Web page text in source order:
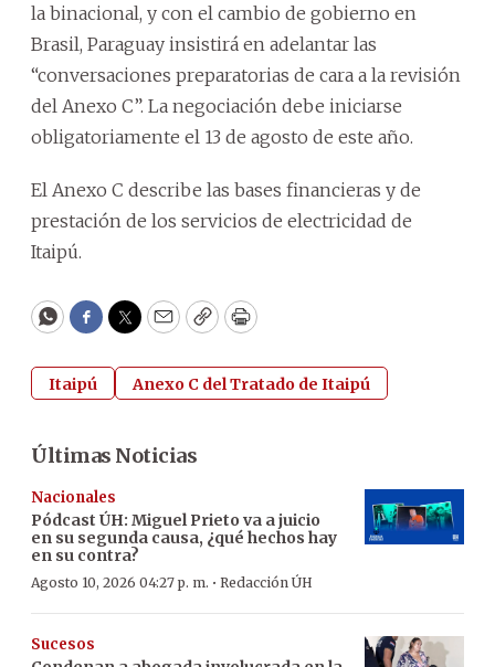
la binacional, y con el cambio de gobierno en
Brasil, Paraguay insistirá en adelantar las
“conversaciones preparatorias de cara a la revisión
del Anexo C”. La negociación debe iniciarse
obligatoriamente el 13 de agosto de este año.
El Anexo C describe las bases financieras y de
prestación de los servicios de electricidad de
Itaipú.
WhatsApp
Facebook
Twitter
EmailCopyPrint
Itaipú Anexo C del Tratado de Itaipú
Últimas Noticias
Nacionales
Pódcast ÚH: Miguel Prieto va a juicio
en su segunda causa, ¿qué hechos hay
en su contra?
Agosto 10, 2026 04:27 p. m. · Redacción ÚH
Sucesos